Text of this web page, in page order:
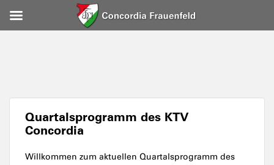
Quartalsprogramm des KTV
Concordia
Willkommen zum aktuellen Quartalsprogramm des